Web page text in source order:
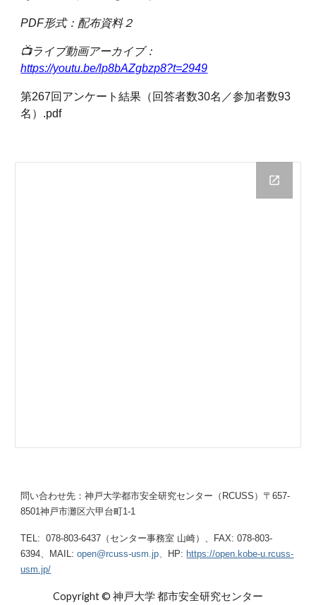
PDF形式：配布資料２
📺ライブ動画アーカイブ：
https://youtu.be/lp8bAZgbzp8?t=2949
第267回アンケート結果（回答者数30名／参加者数93
名）.pdf
問い合わせ先：神戸大学都市安全研究センター（RCUSS）〒657-
8501神戸市灘区六甲台町1-1
TEL: 078-803-6437（センター事務室 山崎）、FAX: 078-803-
6394、MAIL:open@rcuss-usm.jp、 HP: https://open.kobe-u.rcuss-
usm.jp/
Copyright © 神戸大学 都市安全研究センター